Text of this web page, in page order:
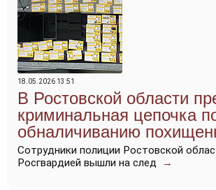
18.05.2026 13:51
В Ростовской области
криминальная цепочка
обналичиванию
Сотрудники полиции Ростовской
Росгвардией вышли на след
→